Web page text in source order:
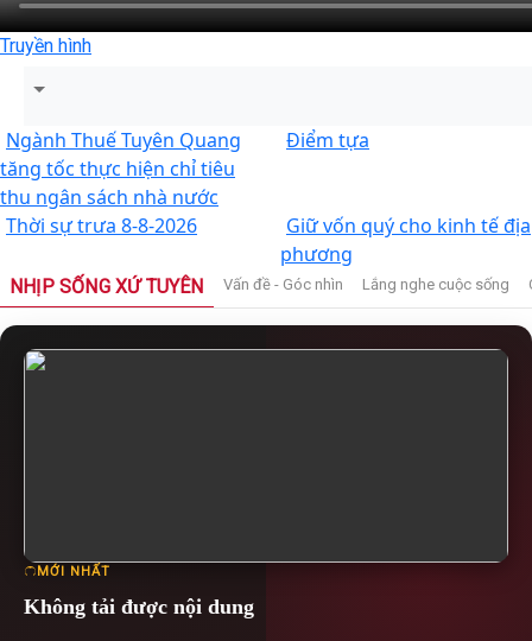
Truyền hình
Ngành Thuế Tuyên Quang
tăng tốc thực hiện chỉ tiêu
thu ngân sách nhà nước
Điểm tựa
Thời sự trưa 8-8-2026
Giữ vốn quý cho kinh tế địa
phương
NHỊP SỐNG XỨ TUYÊN Vấn đề - Góc nhìn Lắng nghe cuộc sống
MỚI NHẤT
Không tải được nội dung